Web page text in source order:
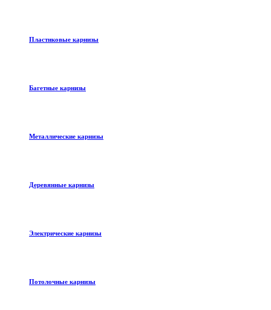
Пластиковые карнизы
Багетные карнизы
Металлические карнизы
Деревянные карнизы
Электрические карнизы
Потолочные карнизы